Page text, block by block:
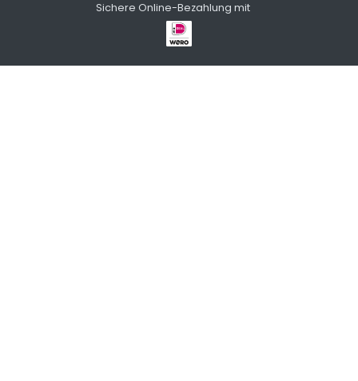
Sichere Online-Bezahlung mit